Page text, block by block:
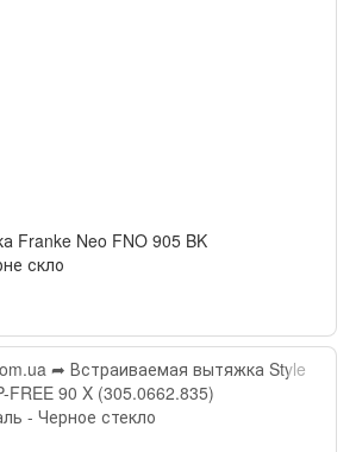
Franke Neo FNO 905 BK
скло